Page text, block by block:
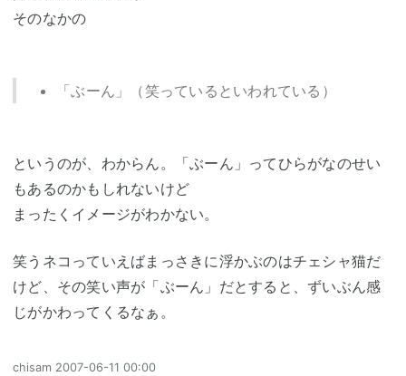
そのなかの
「ぶーん」（笑っているといわれている）
というのが、わからん。「ぶーん」ってひらがなのせい
もあるのかもしれないけど
まったくイメージがわかない。
笑うネコっていえばまっさきに浮かぶのはチェシャ猫だ
けど、その笑い声が「ぶーん」だとすると、ずいぶん感
じがかわってくるなぁ。
chisam 2007-06-11 00:00